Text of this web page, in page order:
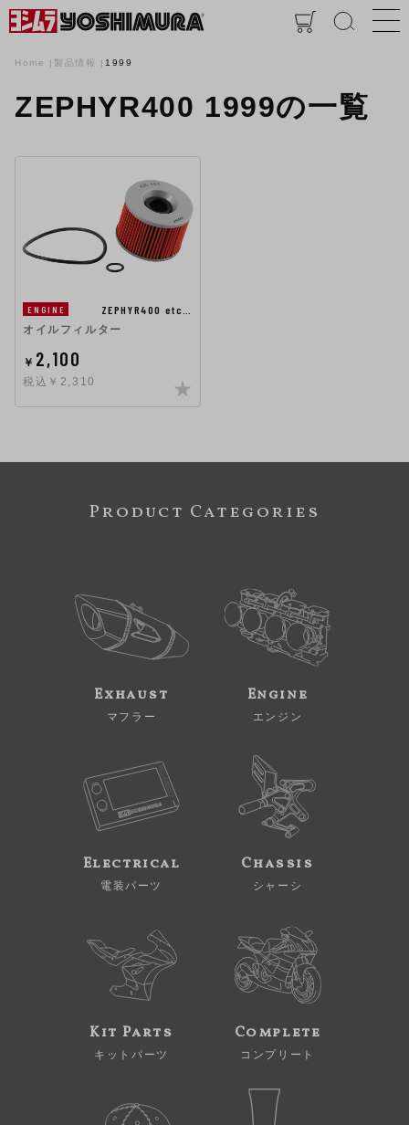
Home 製品情報 1999
ZEPHYR400 1999の一覧
ENGINE
ZEPHYR400 etc…
オイルフィルター
￥ 2,100
税込￥2,310
Product Categories
Exhaust
マフラー
Engine
エンジン
Electrical
電装パーツ
Chassis
シャーシ
Kit Parts
キットパーツ
Complete
コンプリート